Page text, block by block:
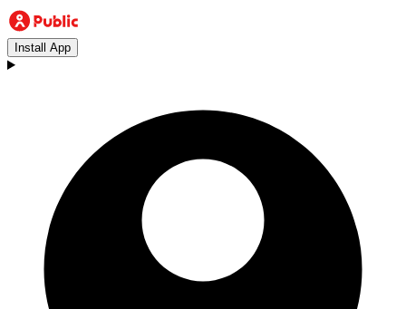
Install App